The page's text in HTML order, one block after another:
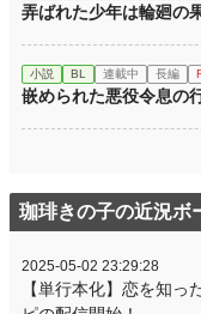
弄ばれた少年は輪廻の
小説 BL 連載中 長編
嵌められた悪役令息の
珈琲きの子の近況ボ
2025-05-02 23:29:28
【単行本化】恋を知